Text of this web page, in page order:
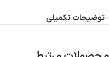
توضیحات تکمیلی